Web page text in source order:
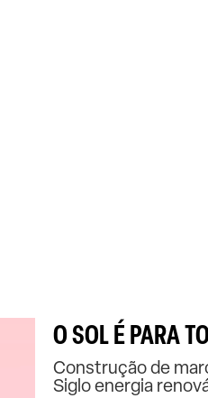
O SOL É PARA
Construção de
Siglo energia